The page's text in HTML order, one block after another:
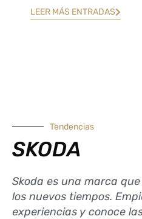
LEER MÁS ENTRADAS
Tendencias
SKODA
Skoda es una marca
los nuevos tiempos.
experiencias y conoce